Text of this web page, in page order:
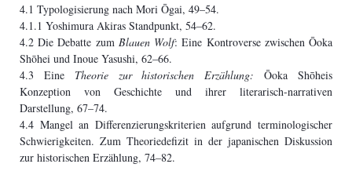
4.1 Typologisierung nach Mori Ōgai, 49–54.
4.1.1 Yoshimura Akiras Standpunkt, 54–62.
4.2 Die Debatte zumBlauen Wolf: Eine Kontroverse zwischen Ōoka
Shōhei und Inoue Yasushi, 62–66.
4.3 Eine Theorie zur historischen Erzählung: Ōoka Shōheis
Konzeption von Geschichte und ihrer literarisch-narrativen
Darstellung, 67–74.
4.4 Mangel an Differenzierungskriterien aufgrund terminologischer
Schwierigkeiten. Zum Theoriedefizit in der japanischen Diskussion
zur historischen Erzählung, 74–82.